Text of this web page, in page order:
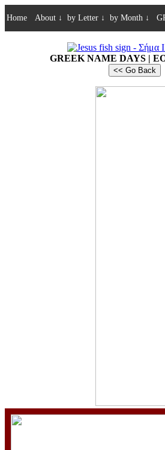
Home About ↓ by Letter ↓ by Month ↓
GREEK NAME DAYS |
<< Go Back